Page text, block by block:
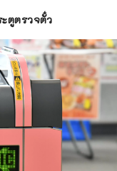
ตูตรวจตั๋ว